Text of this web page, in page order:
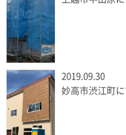
2019.09.30
妙高市渋江町に